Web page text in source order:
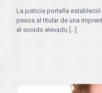
La justicia porteña
pesos al titular de una
el sonido elevado